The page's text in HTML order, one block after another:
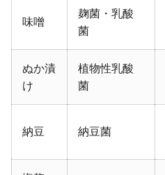
味噌
麹菌・乳酸
菌
ぬか漬
け
植物性乳酸
菌
納豆 納豆菌